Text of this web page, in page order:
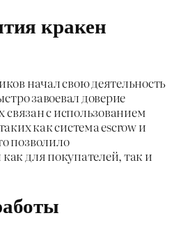
кракен
начал свою деятельность
завоевал доверие
связан с использованием
как система escrow и
позволило
для покупателей, так и